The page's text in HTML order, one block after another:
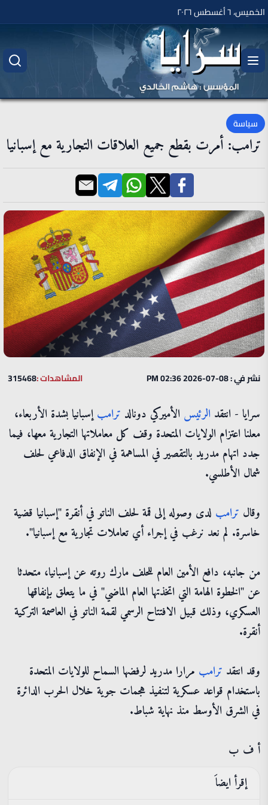
الخميس، ٦ أغسطس ٢٠٢٦
سياسة
ترامب: أمرت بقطع جميع العلاقات التجارية مع إسبانيا
نشر في : 08-07-2026 02:36 PM المشاهدات :315468
سرايا - انتقد الرئيس الأميركي دونالد ترامبإسبانيا بشدة الأربعاء،
معلنا اعتزام الولايات المتحدة وقف كل معاملاتها التجارية معها، فيما
جدد اتهام مدريد بالتقصير في المساهمة في الإنفاق الدفاعي لحلف
شمال الأطلسي.
وقال ترامب لدى وصوله إلى قمة لحلف الناتو في أنقرة "إسبانيا قضية
خاسرة. لم نعد نرغب في إجراء أي تعاملات تجارية مع إسبانيا".
من جانبه، دافع الأمين العام للحلف مارك روته عن إسبانيا، متحدثا
عن "الخطوة الهامة التي اتخذتها العام الماضي" في ما يتعلق بإنفاقها
العسكري، وذلك قبيل الافتتاح الرسمي لقمة الناتو في العاصمة التركية
أنقرة.
وقد انتقد ترامب مرارا مدريد لرفضها السماح للولايات المتحدة
باستخدام قواعد عسكرية لتنفيذ هجمات جوية خلال الحرب الدائرة
في الشرق الأوسط منذ نهاية شباط.
أ ف ب
إقرأ ايضاَ